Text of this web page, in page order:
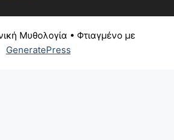
Μυθολογία • Φτιαγμένο με
GeneratePress